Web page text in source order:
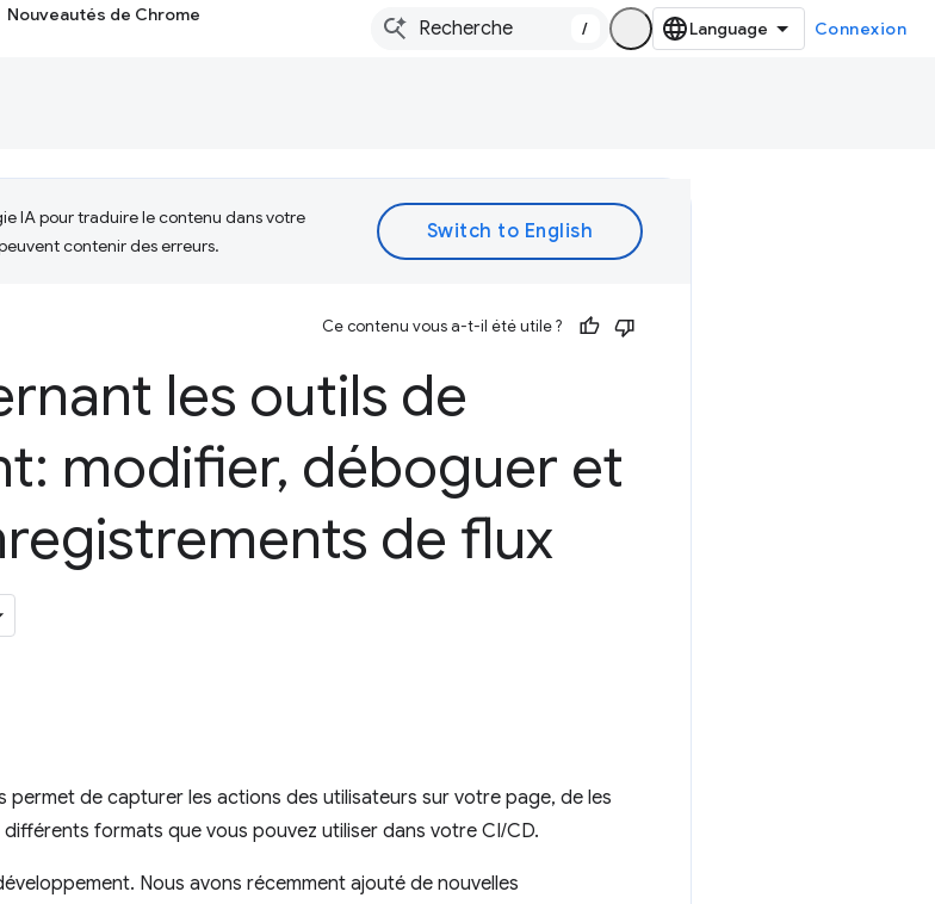
Nouveautés de Chrome
/ Connexion
IA pour traduire le contenu dans votre
contenir des erreurs.
Ce contenu vous a-t-il été utile ?
les outils de
modifier, déboguer et
de flux
permet de capturer les actions des utilisateurs sur votre page, de les
formats que vous pouvez utiliser dans votre CI/CD.
Nous avons récemment ajouté de nouvelles